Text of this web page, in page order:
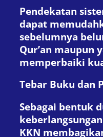
Pendekatan
dapat
sebelumnya
Qur’an maupun
memperbaiki
Tebar Buku dan
Sebagai bentuk
KKN